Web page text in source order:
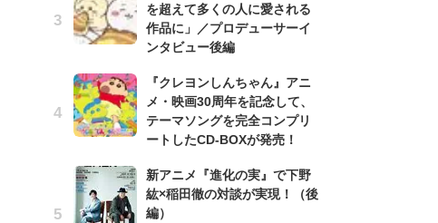
を超えて多くの人に愛される
作品に」／プロデューサーイ
ンタビュー後編
『クレヨンしんちゃん』アニ
メ・映画30周年を記念して、
テーマソングを完全コンプリ
ートしたCD-BOXが発売！
新アニメ『進化の実』で下野
紘×稲田徹の対談が実現！（後
編）